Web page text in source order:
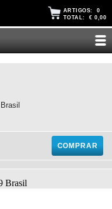
ARTIGOS: 0
TOTAL: € 0,00
COMPRAR